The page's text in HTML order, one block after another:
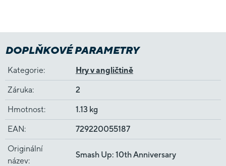
DOPLŇKOVÉ PARAMETRY
Kategorie: Hry v angličtině
Záruka: 2
Hmotnost: 1.13 kg
EAN: 729220055187
Originální
název:
Smash Up: 10th Anniversary